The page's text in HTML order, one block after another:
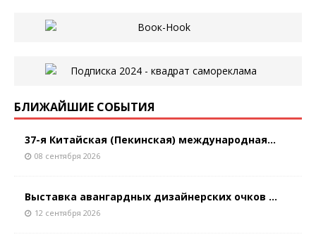
БЛИЖАЙШИЕ СОБЫТИЯ
37-я Китайская (Пекинская) международная...
08 сентября 2026
Выставка авангардных дизайнерских очков ...
12 сентября 2026